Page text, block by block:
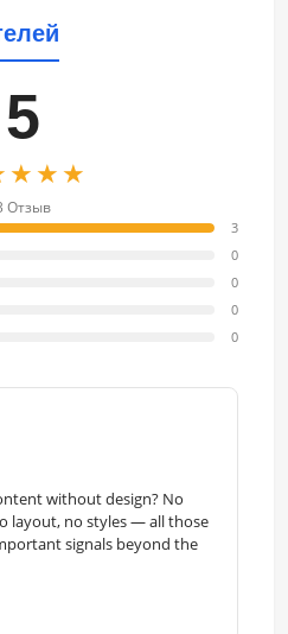
5
Отзыв
3
0
0
0
0
without design? No
layout, no styles — all those
signals beyond the